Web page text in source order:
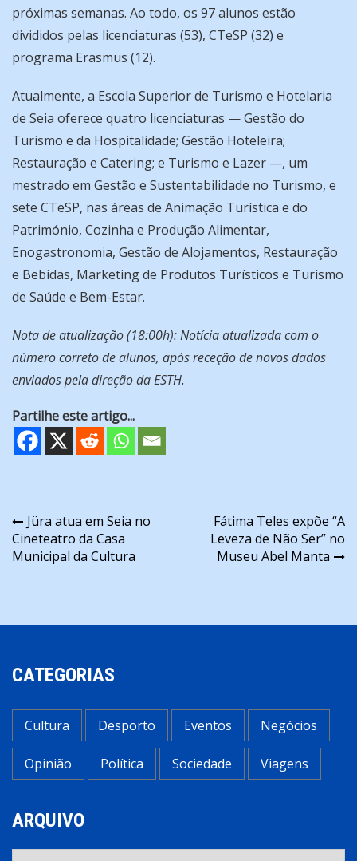
próximas semanas. Ao todo, os 97 alunos estão
divididos pelas licenciaturas (53), CTeSP (32) e
programa Erasmus (12).
Atualmente, a Escola Superior de Turismo e Hotelaria
de Seia oferece quatro licenciaturas — Gestão do
Turismo e da Hospitalidade; Gestão Hoteleira;
Restauração e Catering; e Turismo e Lazer —, um
mestrado em Gestão e Sustentabilidade no Turismo, e
sete CTeSP, nas áreas de Animação Turística e do
Património, Cozinha e Produção Alimentar,
Enogastronomia, Gestão de Alojamentos, Restauração
e Bebidas, Marketing de Produtos Turísticos e Turismo
de Saúde e Bem-Estar.
Nota de atualização (18:00h): Notícia atualizada com o
número correto de alunos, após receção de novos dados
enviados pela direção da ESTH.
Partilhe este artigo...
Navegação
de
Jüra atua em Seia no
Cineteatro da Casa
Municipal da Cultura
Fátima Teles expõe “A
Leveza de Não Ser” no
Museu Abel Manta
CATEGORIAS
Cultura Desporto Eventos Negócios
Opinião Política Sociedade Viagens
ARQUIVO
Arquivo